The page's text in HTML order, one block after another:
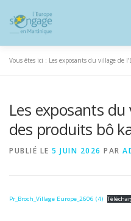
contenu
PROGRAMMES J’AI
RESSOURCES
Vous êtes ici : Les exposants du village de
Les exposants du
des produits bô
PUBLIÉ LE 5 JUIN 2026 PAR
Pr_Broch_Village Europe_2606 (4)